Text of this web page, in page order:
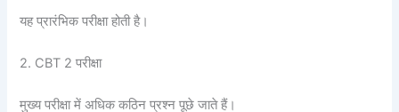
यह प्रारंभिक परीक्षा होती है।
2. CBT 2 परीक्षा
मुख्य परीक्षा में अधिक कठिन प्रश्न पूछे जाते हैं।